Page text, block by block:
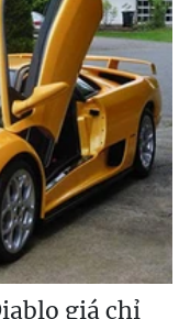
giá chỉ